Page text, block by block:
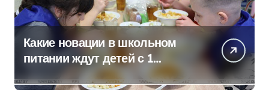
Какие новации в школьном
питании ждут детей с 1
сентября, рассказали в
правительстве